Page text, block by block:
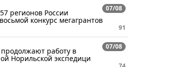
07/08
регионов России
конкурс мегагрантов
91
07/08
продолжают работу в
Норильской экспедици